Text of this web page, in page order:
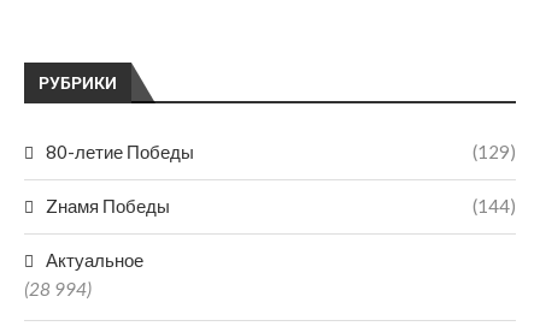
РУБРИКИ
80-летие Победы (129)
Zнамя Победы (144)
Актуальное
(28 994)